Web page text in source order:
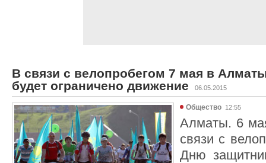
В связи с велопробегом 7 мая в
будет ограничено движение
06.05.2015
Общество 12:55
Алматы. 6
связи с
Дню